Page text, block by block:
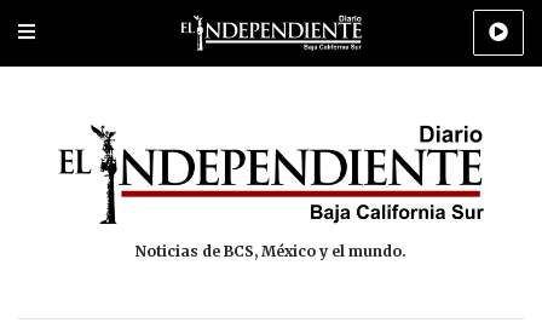
Portada Los Cabos Policiaca Deportes Cultura
Noticias de BCS, México y el mundo.